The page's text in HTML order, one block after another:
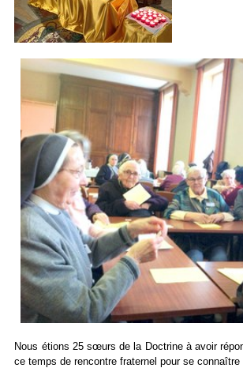
Nous étions 25 sœurs de la Doctrine à avoir
ce temps de rencontre fraternel pour se connaître